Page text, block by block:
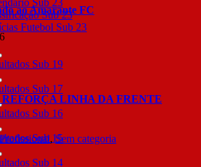
Sub 23
Sub 23
Futebol Sub 23
Sub 19
Sub 17
Sub 16
Sub 15
Sub 14
ao Amarante FC
LINHA DA FRENTE
Profissional,Sem categoria